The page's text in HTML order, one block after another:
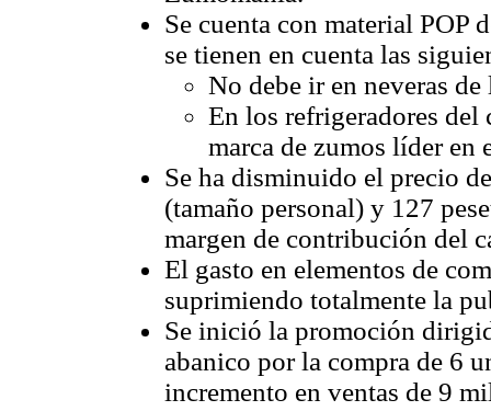
Se cuenta con material POP
se tienen en cuenta las
No debe ir en neveras
En los refrigeradores del
marca de zumos líder en
Se ha disminuido el precio
(tamaño personal) y 127
margen de contribución del
El gasto en elementos de
suprimiendo totalmente la
Se inició la promoción
abanico por la compra de 6
incremento en ventas de 9